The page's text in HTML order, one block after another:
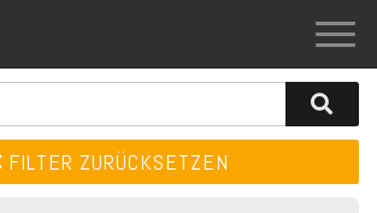
FILTER ZURÜCKSETZEN